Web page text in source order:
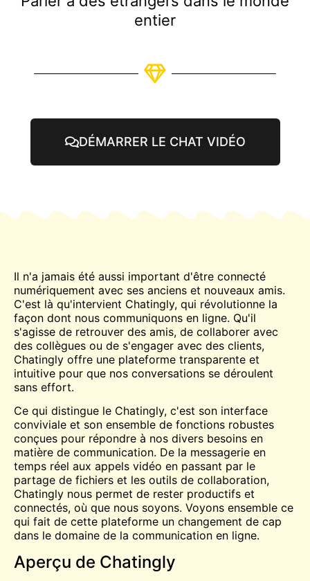
entier
DÉMARRER LE CHAT VIDÉO
Il n'a jamais été aussi important d'être connecté
numériquement avec ses anciens et nouveaux amis.
C'est là qu'intervient Chatingly, qui révolutionne la
façon dont nous communiquons en ligne. Qu'il
s'agisse de retrouver des amis, de collaborer avec
des collègues ou de s'engager avec des clients,
Chatingly offre une plateforme transparente et
intuitive pour que nos conversations se déroulent
sans effort.
Ce qui distingue le Chatingly, c'est son interface
conviviale et son ensemble de fonctions robustes
conçues pour répondre à nos divers besoins en
matière de communication. De la messagerie en
temps réel aux appels vidéo en passant par le
partage de fichiers et les outils de collaboration,
Chatingly nous permet de rester productifs et
connectés, où que nous soyons. Voyons ensemble ce
qui fait de cette plateforme un changement de cap
dans le domaine de la communication en ligne.
Aperçu de Chatingly